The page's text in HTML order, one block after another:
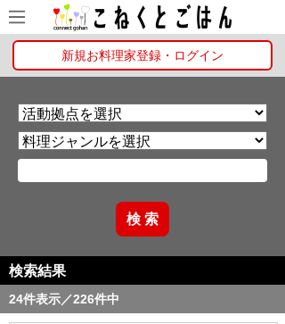
新規お料理家登録・ログイン
検索結果
24件表示／226件中